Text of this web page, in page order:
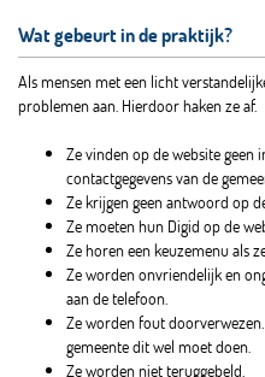
Wat gebeurt in de praktijk?
Als mensen met een licht
problemen aan. Hierdoor haken ze af.
Ze vinden op de website geen
contactgegevens van de
Ze krijgen geen antwoord op
Ze moeten hun Digid op de
Ze horen een keuzemenu als
Ze worden onvriendelijk en
aan de telefoon.
Ze worden fout
gemeente dit wel moet doen.
Ze worden niet teruggebeld.